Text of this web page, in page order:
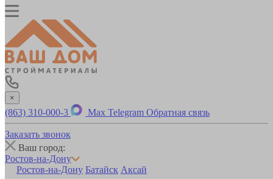
×
(863) 310-000-3 Max Telegram Обратная связь
Заказать звонок
Ваш город:
Ростов-на-Дону
Ростов-на-Дону Батайск Аксай